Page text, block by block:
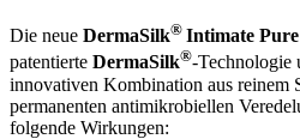
Die neue DermaSilk® Intimate Pure
patentierte DermaSilk®-Technologie
innovativen Kombination aus reinem
permanenten antimikrobiellen
folgende Wirkungen: